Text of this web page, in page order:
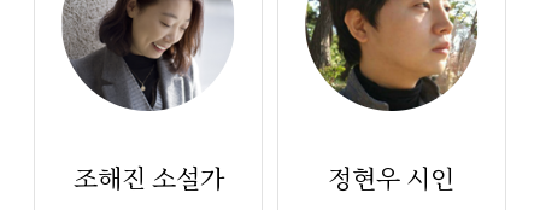
조해진 소설가 정현우 시인